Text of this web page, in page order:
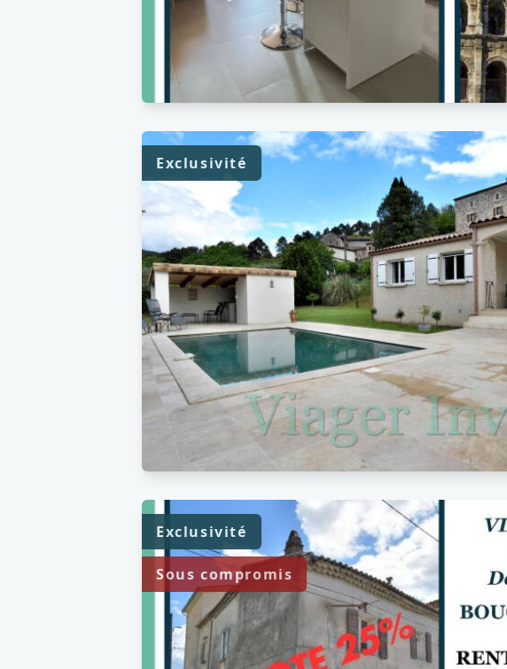
Exclusivité
Exclusivité
Sous compromis